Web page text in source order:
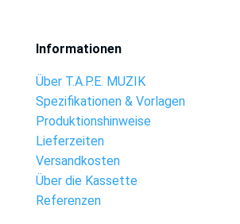
Informationen
Über T.A.P.E. MUZIK
Spezifikationen & Vorlagen
Produktionshinweise
Lieferzeiten
Versandkosten
Über die Kassette
Referenzen